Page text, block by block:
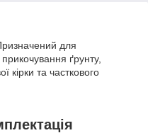
для
ґрунту,
кірки та часткового